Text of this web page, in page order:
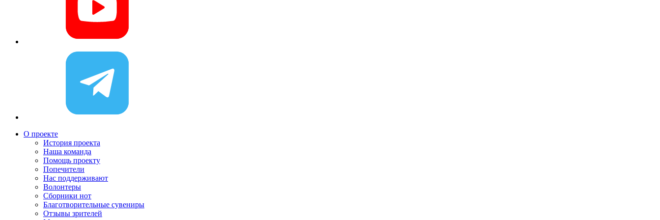
О проекте
История проекта
Наша команда
Помощь проекту
Попечители
Нас поддерживают
Волонтеры
Сборники нот
Благотворительные сувениры
Отзывы зрителей